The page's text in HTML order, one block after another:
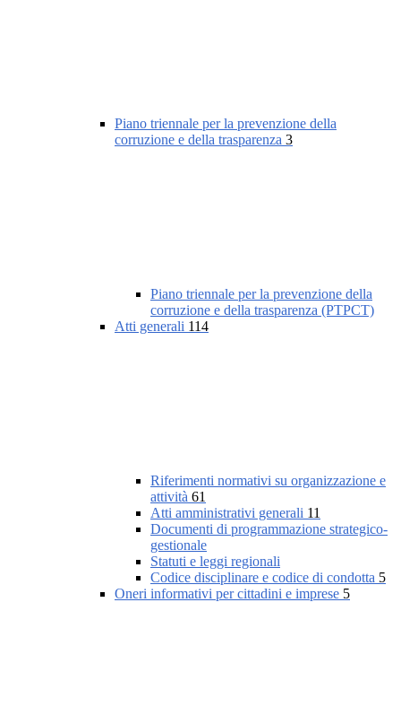
Piano triennale per la prevenzione della
corruzione e della trasparenza 3
Piano triennale per la prevenzione della
corruzione e della trasparenza (PTPCT)
Atti generali 114
Riferimenti normativi su organizzazione e
attività 61
Atti amministrativi generali 11
Documenti di programmazione strategico-
gestionale
Statuti e leggi regionali
Codice disciplinare e codice di condotta 5
Oneri informativi per cittadini e imprese 5